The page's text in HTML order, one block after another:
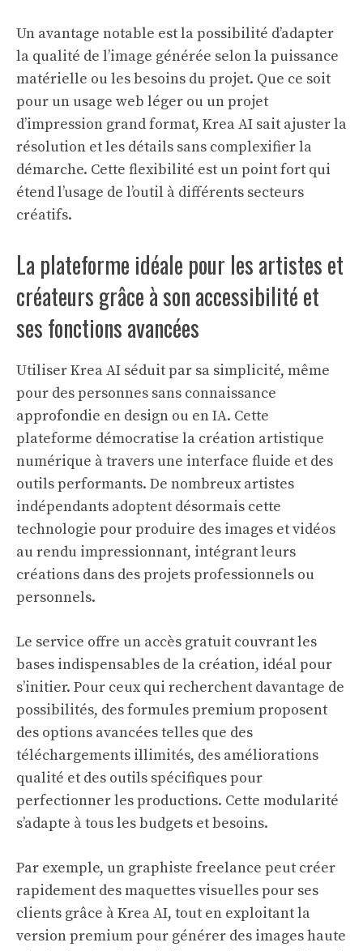
Un avantage notable est la possibilité d’adapter
la qualité de l’image générée selon la puissance
matérielle ou les besoins du projet. Que ce soit
pour un usage web léger ou un projet
d’impression grand format, Krea AI sait ajuster la
résolution et les détails sans complexifier la
démarche. Cette flexibilité est un point fort qui
étend l’usage de l’outil à différents secteurs
créatifs.
La plateforme idéale pour les artistes et
créateurs grâce à son accessibilité et
ses fonctions avancées
Utiliser Krea AI séduit par sa simplicité, même
pour des personnes sans connaissance
approfondie en design ou en IA. Cette
plateforme démocratise la création artistique
numérique à travers une interface fluide et des
outils performants. De nombreux artistes
indépendants adoptent désormais cette
technologie pour produire des images et vidéos
au rendu impressionnant, intégrant leurs
créations dans des projets professionnels ou
personnels.
Le service offre un accès gratuit couvrant les
bases indispensables de la création, idéal pour
s’initier. Pour ceux qui recherchent davantage de
possibilités, des formules premium proposent
des options avancées telles que des
téléchargements illimités, des améliorations
qualité et des outils spécifiques pour
perfectionner les productions. Cette modularité
s’adapte à tous les budgets et besoins.
Par exemple, un graphiste freelance peut créer
rapidement des maquettes visuelles pour ses
clients grâce à Krea AI, tout en exploitant la
version premium pour générer des images haute